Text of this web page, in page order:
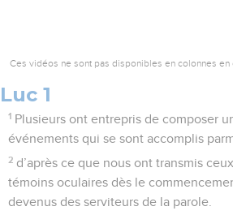
Ces vidéos ne sont pas disponibles en colonnes en
Luc 1
1 Plusieurs ont entrepris de composer
événements qui se sont accomplis
2 d’après ce que nous ont transmis
témoins oculaires dès le
devenus des serviteurs de la parole.